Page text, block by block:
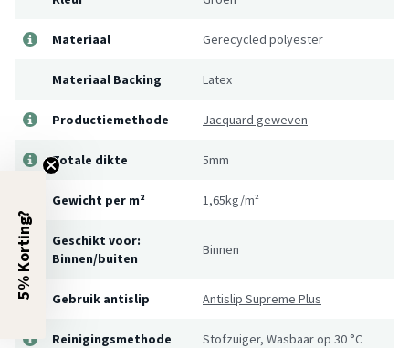
Materiaal Gerecycled polyester
Materiaal Backing Latex
Productiemethode Jacquard geweven
Totale dikte 5mm
Gewicht per m² 1,65kg/m²
Geschikt voor:
Binnen/buiten
Binnen
Gebruik antislip Antislip Supreme Plus
Reinigingsmethode Stofzuiger, Wasbaar op 30 °C
5% Korting?